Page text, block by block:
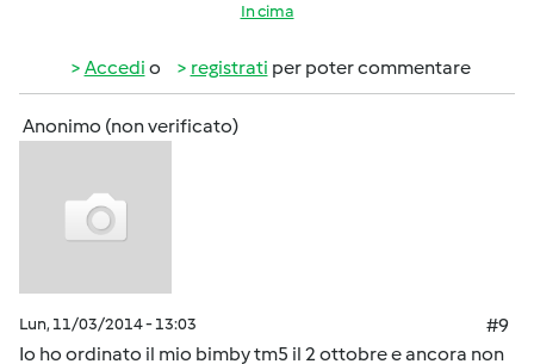
In cima
Accedi o registrati per poter commentare
Anonimo (non verificato)
Lun, 11/03/2014 - 13:03
#9
Io ho ordinato il mio bimby tm5 il 2 ottobre e ancora non